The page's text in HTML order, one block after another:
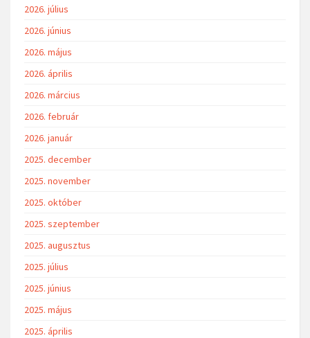
2026. július
2026. június
2026. május
2026. április
2026. március
2026. február
2026. január
2025. december
2025. november
2025. október
2025. szeptember
2025. augusztus
2025. július
2025. június
2025. május
2025. április